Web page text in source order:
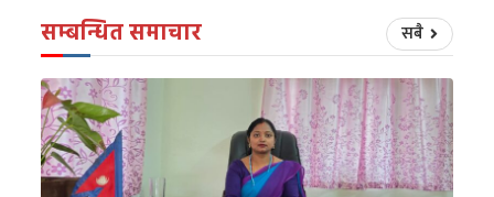
सम्बन्धित समाचार सबै